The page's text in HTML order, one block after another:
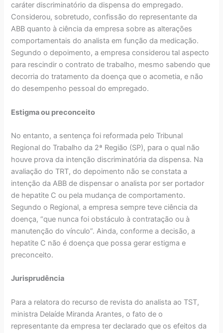
caráter discriminatório da dispensa do empregado.
Considerou, sobretudo, confissão do representante da
ABB quanto à ciência da empresa sobre as alterações
comportamentais do analista em função da medicação.
Segundo o depoimento, a empresa considerou tal aspecto
para rescindir o contrato de trabalho, mesmo sabendo que
decorria do tratamento da doença que o acometia, e não
do desempenho pessoal do empregado.
Estigma ou preconceito
No entanto, a sentença foi reformada pelo Tribunal
Regional do Trabalho da 2ª Região (SP), para o qual não
houve prova da intenção discriminatória da dispensa. Na
avaliação do TRT, do depoimento não se constata a
intenção da ABB de dispensar o analista por ser portador
de hepatite C ou pela mudança de comportamento.
Segundo o Regional, a empresa sempre teve ciência da
doença, “que nunca foi obstáculo à contratação ou à
manutenção do vínculo”. Ainda, conforme a decisão, a
hepatite C não é doença que possa gerar estigma e
preconceito.
Jurisprudência
Para a relatora do recurso de revista do analista ao TST,
ministra Delaíde Miranda Arantes, o fato de o
representante da empresa ter declarado que os efeitos da